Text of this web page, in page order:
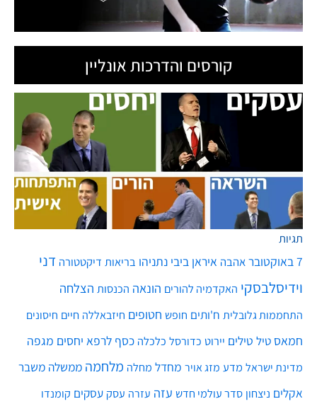
קורסים והדרכות אונליין
תגיות
7 באוקטובר אהבה איראן ביבי נתניהו בריאות דיקטטורה דני
וידיסלבסקי האקדמיה להורים הונאה הכנסות הצלחה
התחממות גלובלית ח'ותים חופש חטופים חיזבאללה חיים חיסונים
חמאס טיל טילים יירוט כדורסל כלכלה כסף לרפא יחסים מגפה
מדינת ישראל מדע מזג אויר מחדל מחלה מלחמה ממשלה משבר
אקלים ניצחון סדר עולמי חדש עזה עזרה עסק עסקים קומנדו